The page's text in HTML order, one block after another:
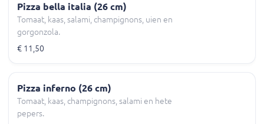
Pizza bella italia (26 cm)
Tomaat, kaas, salami, champignons, uien en
gorgonzola.
€ 11,50
Pizza inferno (26 cm)
Tomaat, kaas, champignons, salami en hete
pepers.